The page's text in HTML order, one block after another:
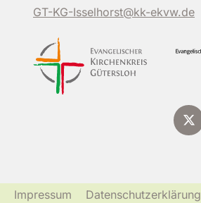
GT-KG-Isselhorst@kk-ekvw.de
Impressum Datenschutzerklärung